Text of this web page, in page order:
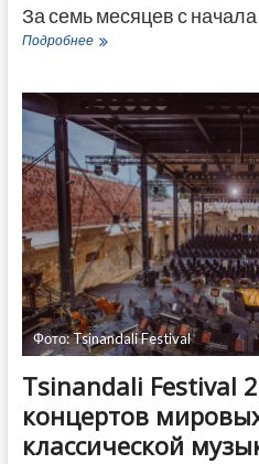
За семь месяцев с
ПодробнееЭкономический
Грузии
в
июле
составил
5,5%
—
Сакстат
Фото: Tsinandali Festival
Tsinandali Festival
концертов
классической